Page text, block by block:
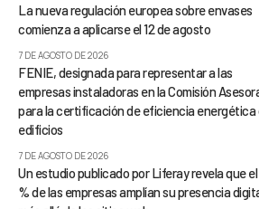
La nueva regulación europea sobre envases
comienza a aplicarse el 12 de agosto
7 DE AGOSTO DE 2026
FENIE, designada para representar a las
empresas instaladoras en la Comisión
para la certificación de eficiencia energética
edificios
7 DE AGOSTO DE 2026
Un estudio publicado por Liferay revela que
% de las empresas amplían su presencia